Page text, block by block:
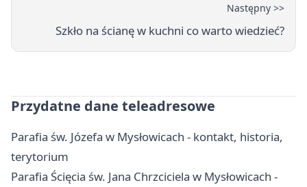
Następny >>
Szkło na ścianę w kuchni co warto wiedzieć?
Przydatne dane teleadresowe
Parafia św. Józefa w Mysłowicach - kontakt, historia,
terytorium
Parafia Ścięcia św. Jana Chrzciciela w Mysłowicach -